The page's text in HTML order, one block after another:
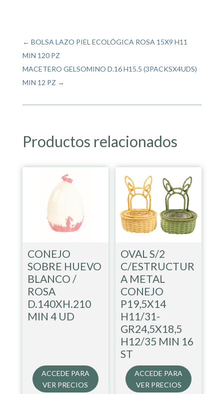
← BOLSA LAZO PIEL ECOLÓGICA ROSA 15X9 H11
MIN 120 PZ
MACETERO GELSOMINO D.16 H15.5 (3PACKSX4UDS)
MIN 12 PZ →
Productos relacionados
CONEJO
SOBRE HUEVO
BLANCO /
ROSA
D.140XH.210
MIN 4 UD
ACCEDE PARA
VER PRECIOS
OVAL S/2
C/ESTRUCTUR
A METAL
CONEJO
P19,5X14
H11/31-
GR24,5X18,5
H12/35 MIN 16
ST
ACCEDE PARA
VER PRECIOS